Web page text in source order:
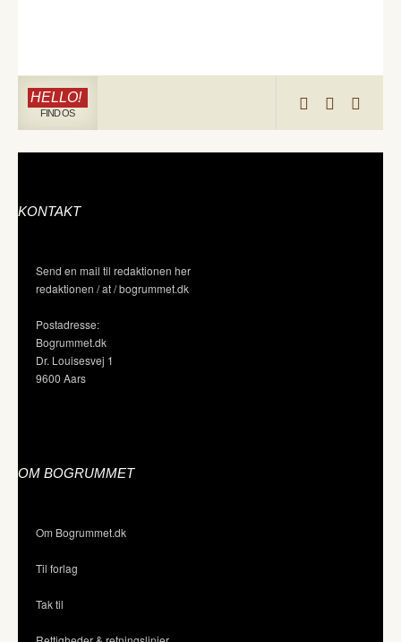
HELLO!
FIND OS
KONTAKT
Send en mail til redaktionen her
redaktionen / at / bogrummet.dk
Postadresse:
Bogrummet.dk
Dr. Louisesvej 1
9600 Aars
OM BOGRUMMET
Om Bogrummet.dk
Til forlag
Tak til